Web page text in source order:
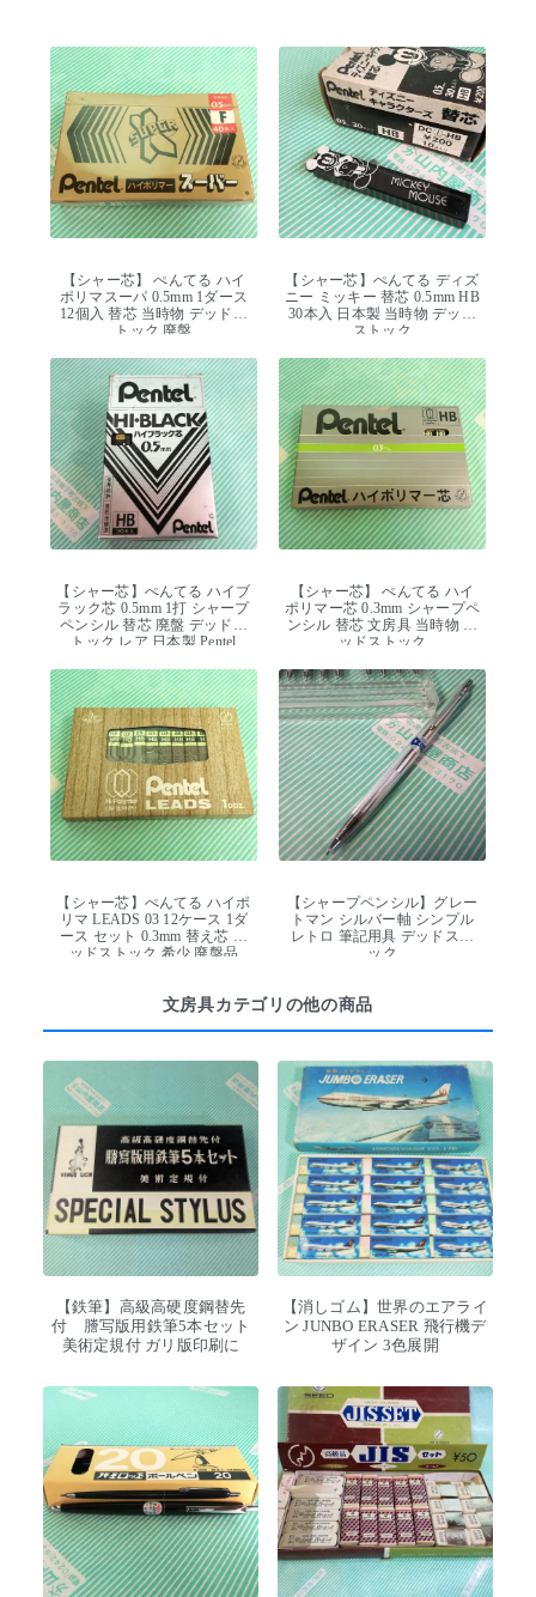
【シャー芯】 ぺんてる ハイ
ポリマスーパ 0.5mm 1ダース
12個入 替芯 当時物 デッドス
トック 廃盤
【シャー芯】ぺんてる ディズ
ニー ミッキー 替芯 0.5mm HB
30本入 日本製 当時物 デッド
ストック
【シャー芯】ぺんてる ハイブ
ラック芯 0.5mm 1打 シャープ
ペンシル 替芯 廃盤 デッドス
トック レア 日本製 Pentel
【シャー芯】 ぺんてる ハイ
ポリマー芯 0.3mm シャープペ
ンシル 替芯 文房具 当時物 デ
ッドストック
【シャー芯】ぺんてる ハイポ
リマ LEADS 03 12ケース 1ダ
ース セット 0.3mm 替え芯 デ
ッドストック 希少 廃盤品
【シャープペンシル】グレー
トマン シルバー軸 シンプル
レトロ 筆記用具 デッドスト
ック
文房具カテゴリの他の商品
【鉄筆】高級高硬度鋼替先
付 謄写版用鉄筆5本セット
美術定規付 ガリ版印刷に
【消しゴム】世界のエアライ
ン JUNBO ERASER 飛行機デ
ザイン 3色展開